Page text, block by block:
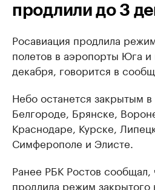
продлили до 3
Росавиация продлила
полетов в аэропорты Юга
декабря, говорится в
Небо останется закрытым в
Белгороде, Брянске,
Краснодаре, Курске,
Симферополе и Элисте.
Ранее РБК Ростов сообщал,
продлила режим закрытого